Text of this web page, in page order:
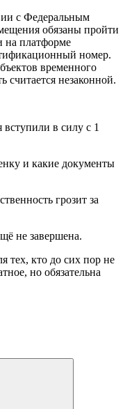
с Федеральным
обязаны пройти
на платформе
номер.
временного
считается незаконной.
в силу с 1
и какие документы
грозит за
не завершена.
тех, кто до сих пор не
но обязательна